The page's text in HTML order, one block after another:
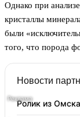
Однако при
кристаллы
были
того, что порода
Новости
Ролик из